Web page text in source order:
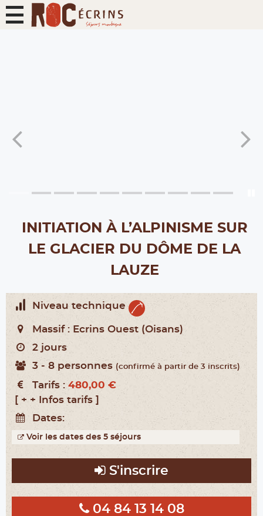
INITIATION À L’ALPINISME SUR
LE GLACIER DU DÔME DE LA
LAUZE
Niveau technique
Massif : Ecrins Ouest (Oisans)
2 jours
3 - 8 personnes (confirmé à partir de 3 inscrits)
Tarifs : 480,00 €
[ + + Infos tarifs ]
Dates:
Voir les dates des 5 séjours
S'inscrire
04 84 13 14 08